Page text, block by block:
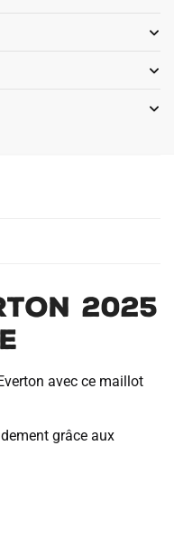
2025
avec ce maillot
grâce aux